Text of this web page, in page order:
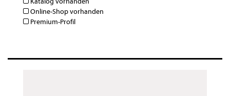
Online-Shop vorhanden
Premium-Profil